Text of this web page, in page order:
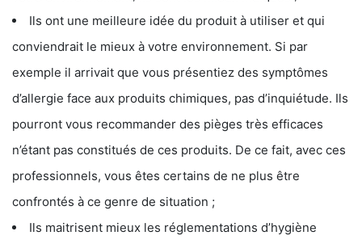
Ils ont une meilleure idée du produit à utiliser et qui
conviendrait le mieux à votre environnement. Si par
exemple il arrivait que vous présentiez des symptômes
d’allergie face aux produits chimiques, pas d’inquiétude. Ils
pourront vous recommander des pièges très efficaces
n’étant pas constitués de ces produits. De ce fait, avec ces
professionnels, vous êtes certains de ne plus être
confrontés à ce genre de situation ;
Ils maitrisent mieux les réglementations d’hygiène